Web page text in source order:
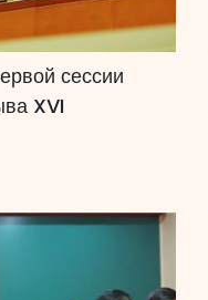
сессии
XVI